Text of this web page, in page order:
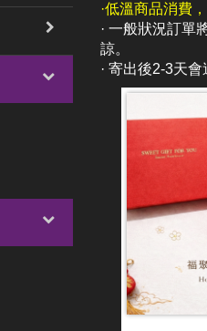
·低溫商品消費
· 一般狀況訂單
諒。
· 寄出後2-3天